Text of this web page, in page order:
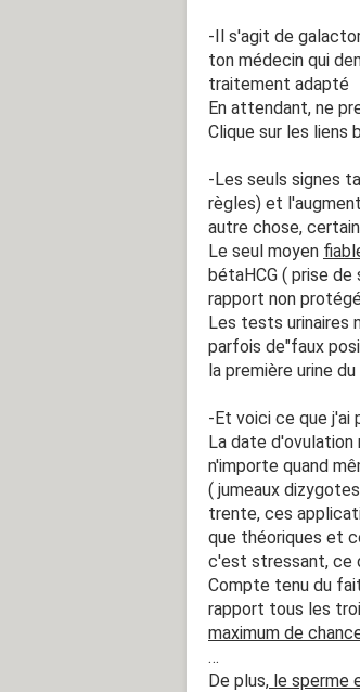
-Il s'agit de
ton médecin qui
traitement adapté
En attendant, ne
Clique sur les liens
-Les seuls signes
règles) et
autre chose,
Le seul moyen
bétaHCG ( prise
rapport non protégé
Les tests urinaires
parfois de"faux
la première urine
-Et voici ce que j'ai
La date
n'importe quand
( jumeaux
trente, ces
que théoriques et
c'est stressant, ce
Compte tenu du
rapport tous les
maximum de
…
De plus, le sperme